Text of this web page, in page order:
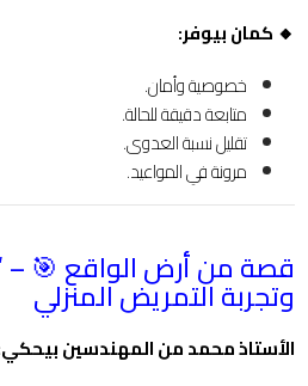
🔸 كمان بيوفر:
خصوصية وأمان.
متابعة دقيقة للحالة.
تقليل نسبة العدوى.
مرونة في المواعيد.
قصة من أرض الواقع 🎯
وتجربة التمريض المنزلي
الأستاذ محمدمن المهندسين